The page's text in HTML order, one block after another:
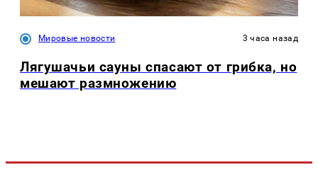
Мировые новости 3 часа назад
Лягушачьи сауны спасают от грибка, но
мешают размножению